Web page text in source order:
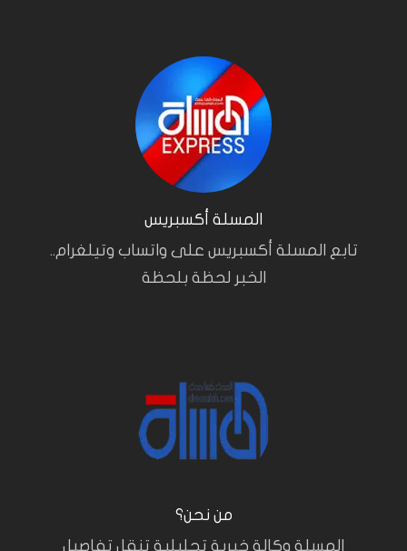
المسلة أكسبريس
تابع المسلة أكسبريس على واتساب وتيلغرام..
الخبر لحظة بلحظة
من نحن؟
المسلة وكالة خبرية تحليلية تنقل تفاصيل